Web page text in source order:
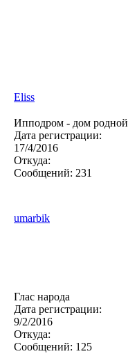
Eliss
Ипподром - дом родной
Дата регистрации:
17/4/2016
Откуда:
Сообщений: 231
umarbik
Глас народа
Дата регистрации:
9/2/2016
Откуда:
Сообщений: 125